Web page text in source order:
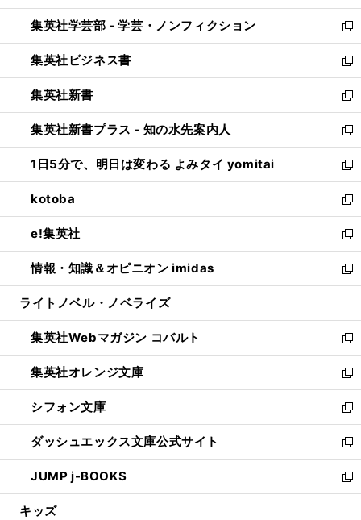
開
く
ウ
で
開
く
ン
ド
ウ
で
開
く
ウ
ィ
ン
ド
ウ
で
開
く
集英社学芸部 - 学芸・ノンフィクション
新
し
い
ウ
ィ
ン
ド
ウ
で
開
く
集英社ビジネス書
新
し
い
ウ
ィ
ン
ド
ウ
で
開
く
集英社新書
新
し
い
ウ
ィ
ン
ド
ウ
で
開
く
集英社新書プラス - 知の水先案内人
新
し
い
ウ
ィ
ン
ド
ウ
で
開
1日5分で、明日は変わる よみタイ yomitai
新
し
い
ウ
ィ
ン
ド
ウ
開
く
kotoba
新
し
い
ウ
ィ
ン
ウ
で
開
く
e!集英社
新
し
い
ウ
ン
ド
ウ
で
開
く
情報・知識＆オピニオン imidas
新
し
ウ
ィ
ン
ド
ウ
で
開
く
ライトノベル・ノベライズ
集英社Webマガジン コバルト
新
し
い
ウ
ィ
ン
ド
ウ
で
開
集英社オレンジ文庫
新
し
い
ウ
ィ
ン
ド
ウ
シフォン文庫
新
し
い
ウ
ィ
ン
ダッシュエックス文庫公式サイト
新
し
い
ウ
JUMP j-BOOKS
新
し
キッズ